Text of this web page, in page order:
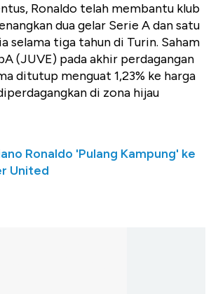
Ronaldo telah membantu klub
dua gelar Serie A dan satu
selama tiga tahun di Turin. Saham
(JUVE) pada akhir perdagangan
ditutup menguat 1,23% ke harga
di zona hijau
Ronaldo 'Pulang Kampung' ke
United